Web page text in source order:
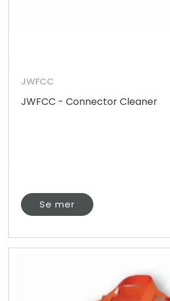
JWFCC
JWFCC - Connector Cleaner
Se mer